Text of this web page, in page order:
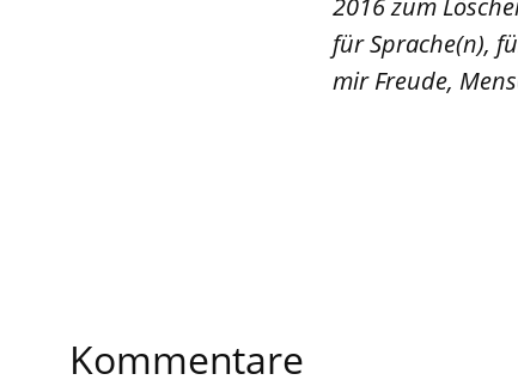
2016 zum
für Sprache(n),
mir Freude,
Kommentare